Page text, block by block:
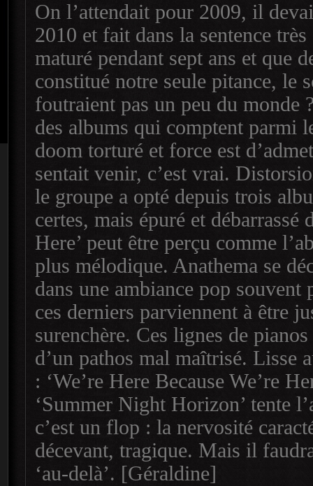
On l’attendait pour 2009, il
2010 et fait dans la sentence
maturé pendant sept ans et que
constitué notre seule pitance, le
foutraient pas un peu du monde
des albums qui comptent parmi
doom torturé et force est
sentait venir, c’est vrai.
le groupe a opté depuis trois
certes, mais épuré et débarrassé
Here’ peut être perçu comme
plus mélodique. Anathema se
dans une ambiance pop
ces derniers parviennent à être
surenchère. Ces lignes de
d’un pathos mal maîtrisé. Lisse
: ‘We’re Here Because We’re
‘Summer Night Horizon’ tente
c’est un flop : la nervosité
décevant, tragique. Mais il
‘au-delà’. [Géraldine]